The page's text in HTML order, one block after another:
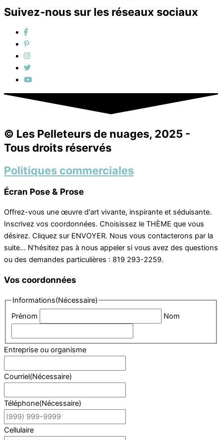
Suivez-nous sur les réseaux sociaux
© Les Pelleteurs de nuages, 2025 -
Tous droits réservés
Politiques commerciales
Écran Pose & Prose
Offrez-vous une œuvre d'art vivante, inspirante et séduisante.
Inscrivez vos coordonnées. Choisissez le THÈME que vous
désirez. Cliquez sur ENVOYER. Nous vous contacterons par la
suite... N'hésitez pas à nous appeler si vous avez des questions
ou des demandes particulières : 819 293-2259.
Vos coordonnées
Informations(Nécessaire)
Prénom
Nom
Entreprise ou organisme
Courriel(Nécessaire)
Téléphone(Nécessaire)
Cellulaire